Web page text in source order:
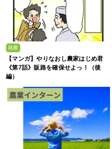
就農
【マンガ】やりなおし農家はじめ君
《第7話》販路を確保せよっ！（後
編）